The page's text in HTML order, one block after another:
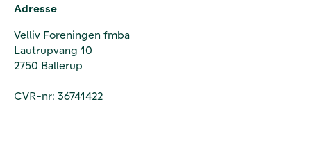
Adresse
Velliv Foreningen fmba
Lautrupvang 10
2750 Ballerup
CVR-nr: 36741422